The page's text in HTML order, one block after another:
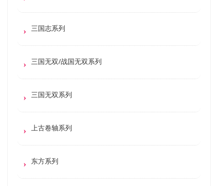
三国志系列
三国无双/战国无双系列
三国无双系列
上古卷轴系列
东方系列